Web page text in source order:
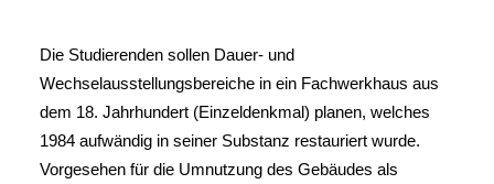
Die Studierenden sollen Dauer- und
Wechselausstellungsbereiche in ein Fachwerkhaus aus
dem 18. Jahrhundert (Einzeldenkmal) planen, welches
1984 aufwändig in seiner Substanz restauriert wurde.
Vorgesehen für die Umnutzung des Gebäudes als